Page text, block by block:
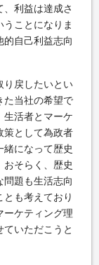
利益は達成さ
ことになりま
自己利益志向
戻したいとい
た当社の希望で
生活者とマーケ
策として為政者
になって歴史
おそらく、歴史
問題も生活志向
も考えており
ーケティング理
いただこうと